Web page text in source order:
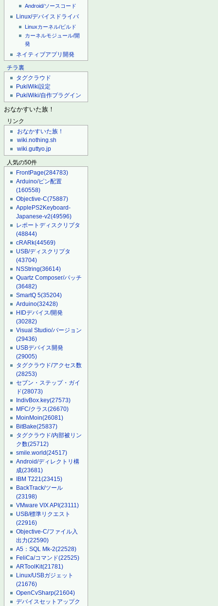
Android/ソースコード
Linux/デバイスドライバ
Linuxカーネル/ビルド
カーネルモジュール/開
発
ネイティブアプリ開発
チラ裏
タグクラウド
PukiWiki設定
PukiWiki/自作プラグイン
おなかすいた族！
リンク
おなかすいた族！
wiki.nothing.sh
wiki.guttyo.jp
人気の50件
FrontPage(284783)
Arduino/ピン配置
(160558)
Objective-C(75887)
ApplePS2Keyboard-
Japanese-v2(49596)
レポートディスクリプタ
(48844)
cRARk(44569)
USB/ディスクリプタ
(43704)
NSString(36614)
Quartz Composer/パッチ
(36482)
SmartQ 5(35204)
Arduino(32428)
HIDデバイス/開発
(30282)
Visual Studio/バージョン
(29436)
USBデバイス開発
(29005)
タグクラウド/アクセス数
(28253)
セブン・ステップ・ガイ
ド(28073)
IndivBox.key(27573)
MFC/クラス(26670)
MoinMoin(26081)
BitBake(25837)
タグクラウド/内部被リン
ク数(25712)
smile.world(24517)
Android/ディレクトリ構
成(23681)
IBM T221(23415)
BackTrack/ツール
(23198)
VMware VIX API(23111)
USB/標準リクエスト
(22916)
Objective-C/ファイル入
出力(22590)
A5：SQL Mk-2(22528)
FeliCa/コマンド(22525)
ARToolKit(21781)
Linux/USBガジェット
(21676)
OpenCvSharp(21604)
デバイスセットアップク